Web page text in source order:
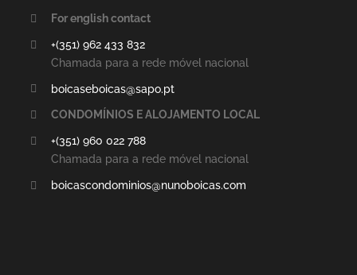
For english contact
+(351) 962 433 832
Chamada para a rede móvel nacional
boicaseboicas@sapo.pt
CONDOMÍNIOS E ALOJAMENTO LOCAL
+(351) 960 022 788
Chamada para a rede móvel nacional
boicascondominios@nunoboicas.com